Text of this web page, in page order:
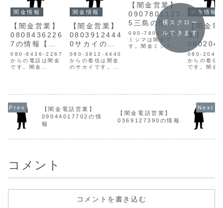
闇金情報
【闇金営業】
0808436226
7の情報【迷
惑電話】
080-8436-2267
からの電話は闇金
です。闇金
融資の営業をかけ
登録もなく、信用
情報がありませ
ん。取り立て時は
攻撃的な言葉遣い
になり、嫌がらせ
を始めます。非常
闇金情報
【闇金営業】
0803912444
0サカイの情
報【迷惑電
話】
080-3912-4440
からの着信は闇金
のサカイです。闇
ったお金を借りる
ん。高金利で返済
期間が短く、返済
が出来なくなると
質な嫌がらせをは
【闇金営業】
0907801123
5三島の情報
【迷惑電話】
090-7801-1235
ミシマは闇金で
す。闇金ミシマの
営業三島は手に入
嫌がらせを始めま
す。非常に悪質な
ヤミ金...
闇金情報
【闇金電
業】
5の情報
080-
からの着信
です。闇金
最初は親切
資案内をし
す。ですが
通りの融資
れません。
断ると迷惑
求や、恫喝
横スクロー
ルできます
【闇金電話営業】
09044017702の情
報
【闇金電話営業】
0369127390の情報
コメント
コメントを書き込む